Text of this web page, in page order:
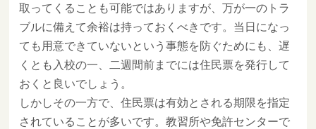
取ってくることも可能ではありますが、万が一のトラ
ブルに備えて余裕は持っておくべきです。当日になっ
ても用意できていないという事態を防ぐためにも、遅
くとも入校の一、二週間前までには住民票を発行して
おくと良いでしょう。
しかしその一方で、住民票は有効とされる期限を指定
されていることが多いです。教習所や免許センターで